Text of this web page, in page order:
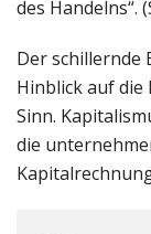
des Handelns“.
Der schillernde
Hinblick auf die
Sinn.
die